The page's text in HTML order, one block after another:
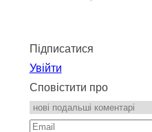
Підписатися
Увійти
Сповістити про